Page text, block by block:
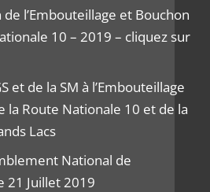
l’Embouteillage et Bouchon
10 – 2019 – cliquez sur
et de la SM à l’Embouteillage
la Route Nationale 10 et de la
Lacs
National de
21 Juillet 2019